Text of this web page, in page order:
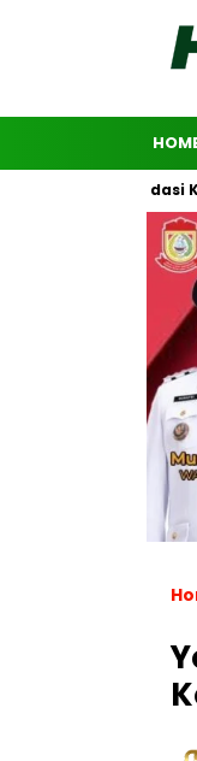
Rekomendasi